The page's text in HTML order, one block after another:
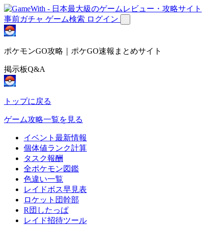
事前ガチャ ゲーム検索 ログイン
ポケモンGO攻略｜ポケGO速報まとめサイト
掲示板Q&A
トップに戻る
ゲーム攻略一覧を見る
イベント最新情報
個体値ランク計算
タスク報酬
全ポケモン図鑑
色違い一覧
レイドボス早見表
ロケット団幹部
R団したっぱ
レイド招待ツール